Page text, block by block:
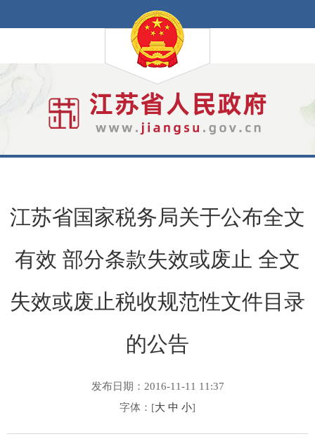
江苏省国家税务局关于公布全文
有效 部分条款失效或废止 全文
失效或废止税收规范性文件目录
的公告
发布日期：2016-11-11 11:37
字体：[大 中 小]